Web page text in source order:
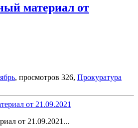
материал от
, просмотров 326, Прокуратура
от 21.09.2021...